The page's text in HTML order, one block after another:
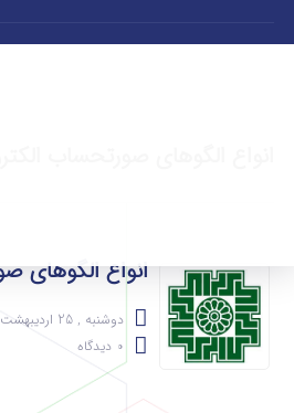
انواع الگوهای
دوشنبه , 25 اردیبهشت 1402
0 دیدگاه